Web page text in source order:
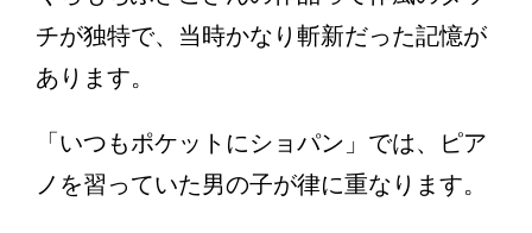
チが独特で、当時かなり斬新だった記憶が
あります。
「いつもポケットにショパン」では、ピア
ノを習っていた男の子が律に重なります。